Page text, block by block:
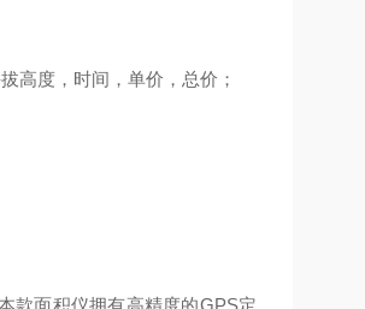
高度，时间，单价，总价；
GPS定